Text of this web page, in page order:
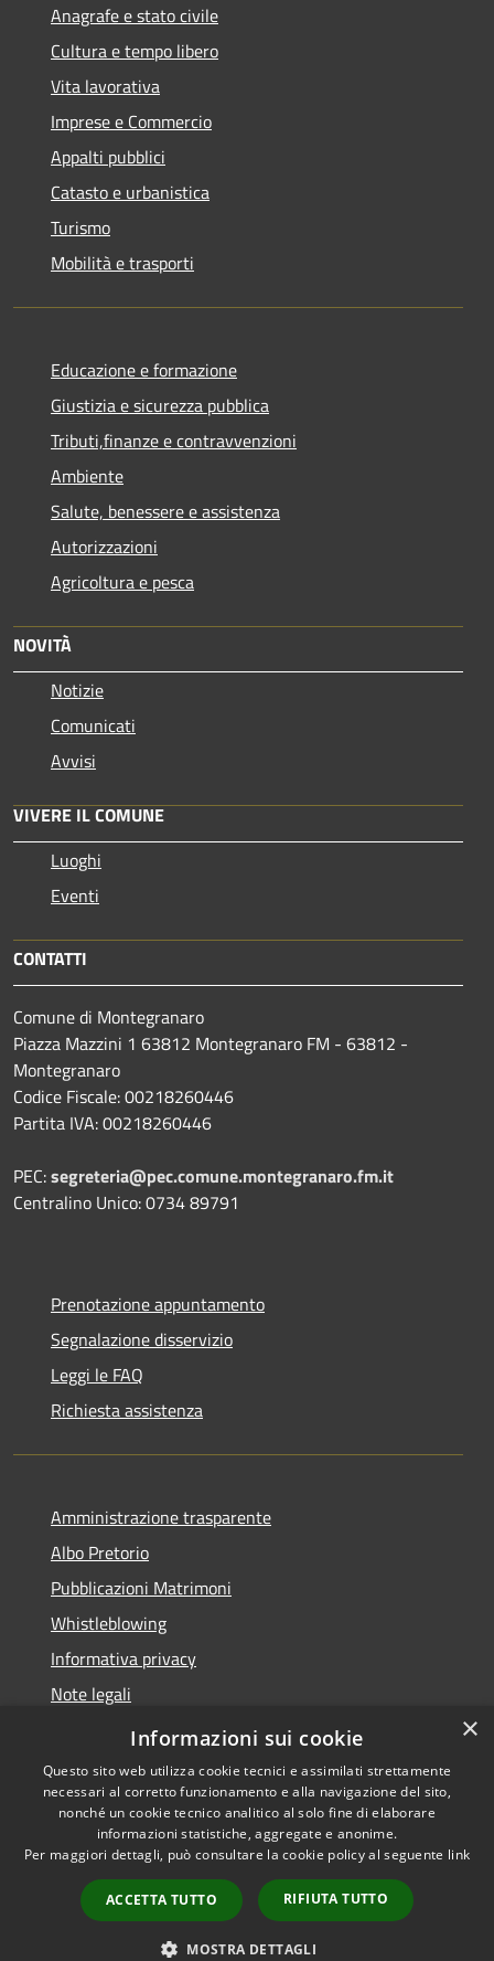
Anagrafe e stato civile
Cultura e tempo libero
Vita lavorativa
Imprese e Commercio
Appalti pubblici
Catasto e urbanistica
Turismo
Mobilità e trasporti
Educazione e formazione
Giustizia e sicurezza pubblica
Tributi,finanze e contravvenzioni
Ambiente
Salute, benessere e assistenza
Autorizzazioni
Agricoltura e pesca
NOVITÀ
Notizie
Comunicati
Avvisi
VIVERE IL COMUNE
Luoghi
Eventi
CONTATTI
Comune di Montegranaro
Piazza Mazzini 1 63812 Montegranaro FM - 63812 -
Montegranaro
Codice Fiscale: 00218260446
Partita IVA: 00218260446
PEC:segreteria@pec.comune.montegranaro.fm.it
Centralino Unico: 0734 89791
Prenotazione appuntamento
Segnalazione disservizio
Leggi le FAQ
Richiesta assistenza
Amministrazione trasparente
Albo Pretorio
Pubblicazioni Matrimoni
Whistleblowing
Informativa privacy
Note legali
Dichiarazione di accessibilità
Accessibilità
Copyright © 2026 • Comune di
Montegranaro • Powered by
Municipium•
Accesso
redazione
×
Informazioni sui cookie
Questo sito web utilizza cookie tecnici e assimilati strettamente
necessari al corretto funzionamento e alla navigazione del sito,
nonché un cookie tecnico analitico al solo fine di elaborare
informazioni statistiche, aggregate e anonime.
Per maggiori dettagli, può consultare la cookie policy al seguente link
ACCETTA TUTTO RIFIUTA TUTTO
MOSTRA DETTAGLI